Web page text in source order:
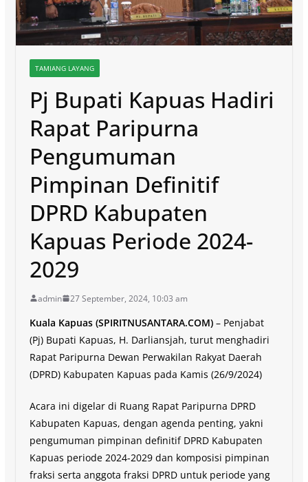
TAMIANG LAYANG
Pj Bupati Kapuas Hadiri
Rapat Paripurna
Pengumuman
Pimpinan Definitif
DPRD Kabupaten
Kapuas Periode 2024-
2029
admin 27 September, 2024, 10:03 am
Kuala Kapuas (SPIRITNUSANTARA.COM)– Penjabat
(Pj) Bupati Kapuas, H. Darliansjah, turut menghadiri
Rapat Paripurna Dewan Perwakilan Rakyat Daerah
(DPRD) Kabupaten Kapuas pada Kamis (26/9/2024)
Acara ini digelar di Ruang Rapat Paripurna DPRD
Kabupaten Kapuas, dengan agenda penting, yakni
pengumuman pimpinan definitif DPRD Kabupaten
Kapuas periode 2024-2029 dan komposisi pimpinan
fraksi serta anggota fraksi DPRD untuk periode yang